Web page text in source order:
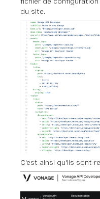
du site.
C'est ainsi qu'ils sont